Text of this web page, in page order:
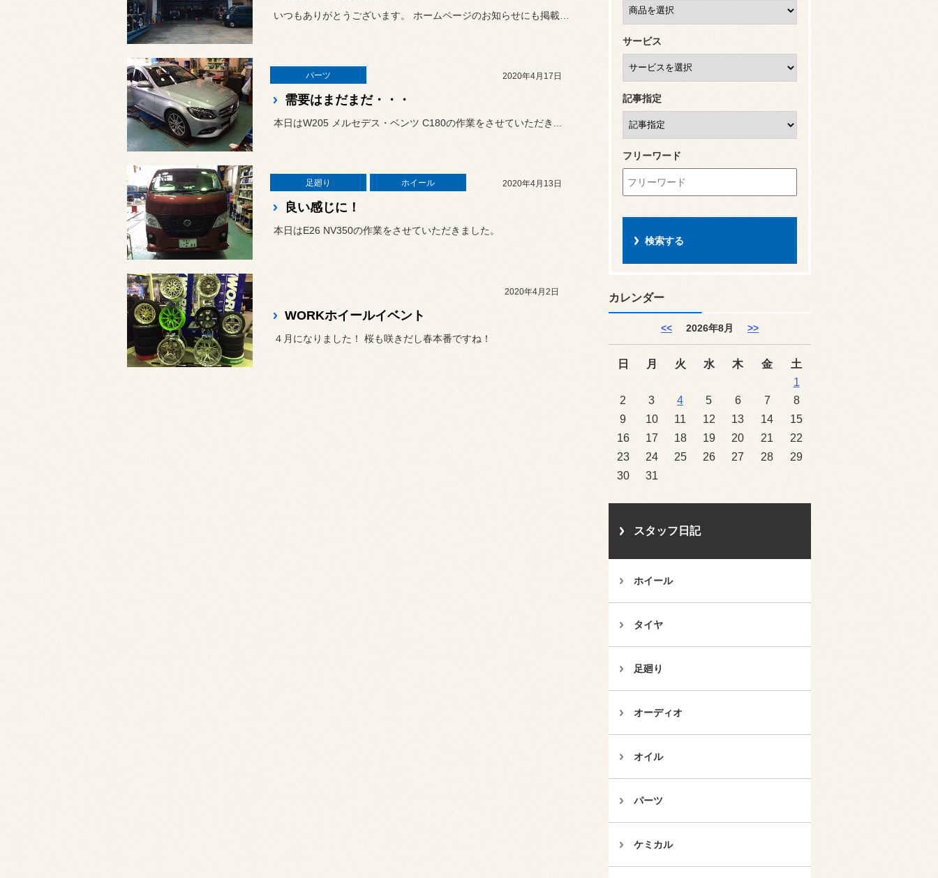
パーツ 2020年4月17日
需要はまだまだ・・・
本日はW205 メルセデス・ベンツ C180の作業をさせていただき...
足廻り ホイール 2020年4月13日
良い感じに！
本日はE26 NV350の作業をさせていただきました。
2020年4月2日
WORKホイールイベント
４月になりました！ 桜も咲きだし春本番ですね！
サービス
記事指定
フリーワード
カレンダー
<< 2026年8月 >>
日 月 火 水 木 金
土
1
2
3 4 5 6 7
8
9
10 11 12 13 14
15
16
17 18 19 20 21
22
23
24 25 26 27 28
29
30
31
スタッフ日記
ホイール
タイヤ
足廻り
オーディオ
オイル
パーツ
ケミカル